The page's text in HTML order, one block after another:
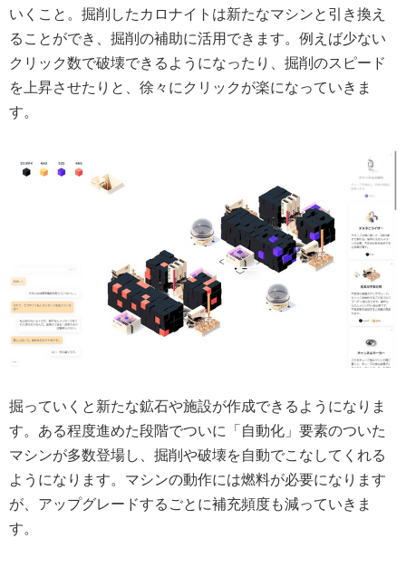
いくこと。 掘削したカロナイトは新たなマシンと引き換え
ることができ、掘削の補助に活用できます。例えば少ない
クリック数で破壊できるようになったり、掘削のスピード
を上昇させたりと、徐々にクリックが楽になっていきま
す。
掘っていくと新たな鉱石や施設が作成できるようになりま
す。ある程度進めた段階でついに「自動化」要素のついた
マシンが多数登場し、掘削や破壊を自動でこなしてくれる
ようになります。マシンの動作には燃料が必要になります
が、アップグレードするごとに補充頻度も減っていきま
す。